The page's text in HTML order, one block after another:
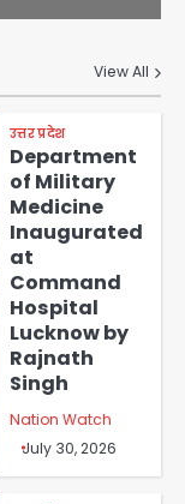
View All
उत्तर प्रदेश
Department
of Military
Medicine
Inaugurated
at
Command
Hospital
Lucknow by
Rajnath
Singh
Nation Watch
July 30, 2026